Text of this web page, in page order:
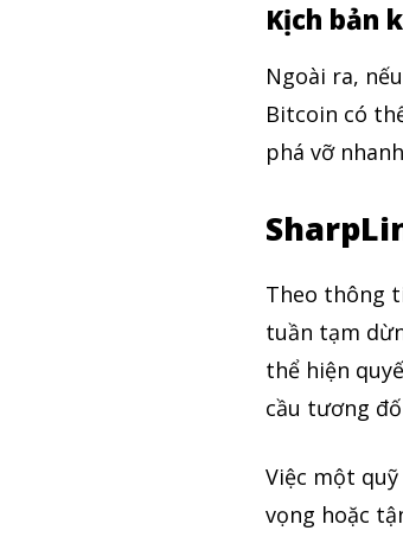
Kịch bản
Ngoài ra,
Bitcoin có
phá vỡ
Theo thông
tuần tạm
thể hiện
cầu tương
Việc một
vọng hoặc